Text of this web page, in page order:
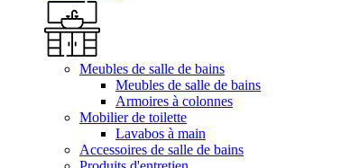
Meubles de salle de bains
Meubles de salle de bains
Armoires à colonnes
Mobilier de toilette
Lavabos à main
Accessoires de salle de bains